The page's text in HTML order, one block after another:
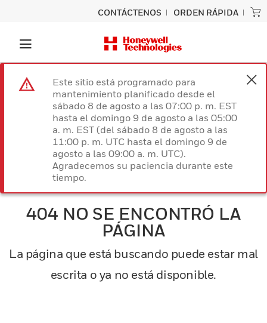
CONTÁCTENOS ORDEN RÁPIDA
Este sitio está programado para
mantenimiento planificado desde el
sábado 8 de agosto a las 07:00 p. m. EST
hasta el domingo 9 de agosto a las 05:00
a. m. EST (del sábado 8 de agosto a las
11:00 p. m. UTC hasta el domingo 9 de
agosto a las 09:00 a. m. UTC).
Agradecemos su paciencia durante este
tiempo.
404 NO SE ENCONTRÓ LA
PÁGINA
La página que está buscando puede estar mal
escrita o ya no está disponible.